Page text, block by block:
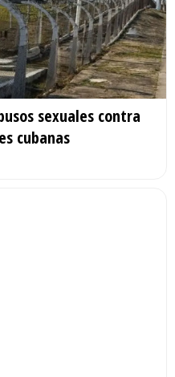
sexuales contra
cubanas